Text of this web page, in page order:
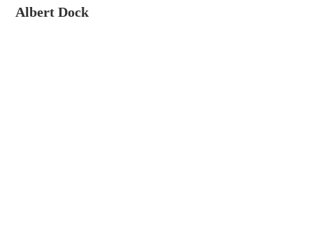
Albert Dock